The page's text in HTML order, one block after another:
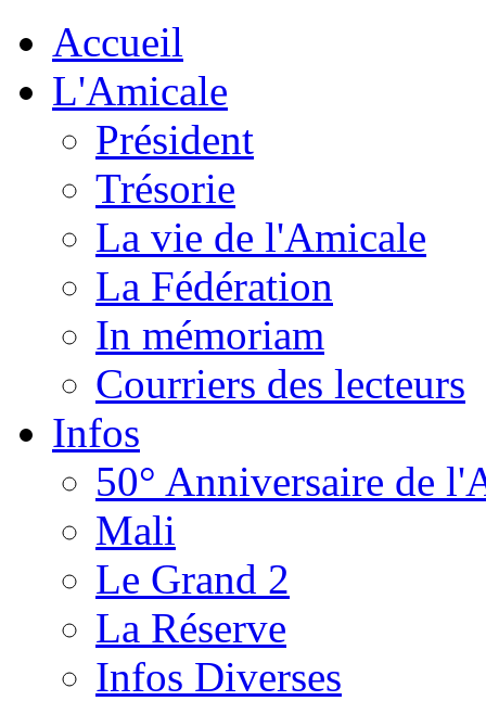
Accueil
L'Amicale
Président
Trésorie
La vie de l'Amicale
La Fédération
In mémoriam
Courriers des lecteurs
Infos
50° Anniversaire de
Mali
Le Grand 2
La Réserve
Infos Diverses